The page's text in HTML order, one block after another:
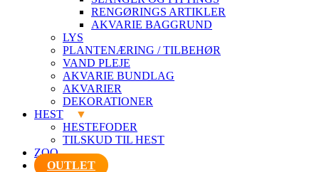
RENGØRINGS ARTIKLER
AKVARIE BAGGRUND
LYS
PLANTENÆRING / TILBEHØR
VAND PLEJE
AKVARIE BUNDLAG
AKVARIER
DEKORATIONER
HEST
HESTEFODER
TILSKUD TIL HEST
ZOO
OUTLET